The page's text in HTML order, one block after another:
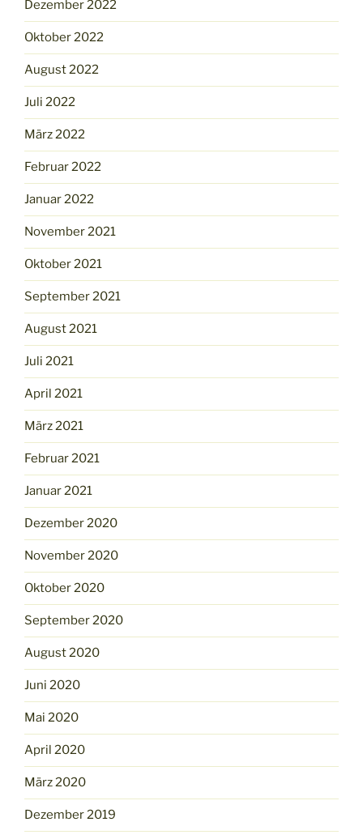
Dezember 2022
Oktober 2022
August 2022
Juli 2022
März 2022
Februar 2022
Januar 2022
November 2021
Oktober 2021
September 2021
August 2021
Juli 2021
April 2021
März 2021
Februar 2021
Januar 2021
Dezember 2020
November 2020
Oktober 2020
September 2020
August 2020
Juni 2020
Mai 2020
April 2020
März 2020
Dezember 2019